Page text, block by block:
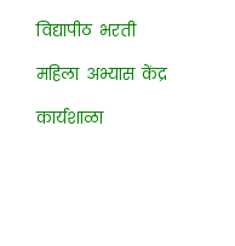
विद्यापीठ भरती
महिला अभ्यास केंद्र
कार्यशाळा